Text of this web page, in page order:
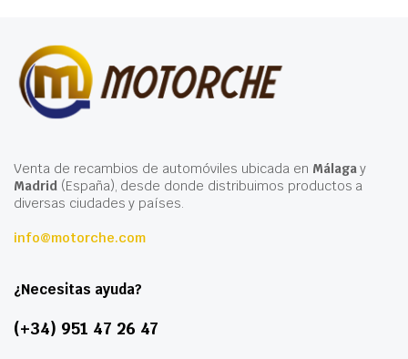
Venta de recambios de automóviles ubicada en Málagay
Madrid(España), desde donde distribuimos productos a
diversas ciudades y países.
info@motorche.com
¿Necesitas ayuda?
(+34) 951 47 26 47